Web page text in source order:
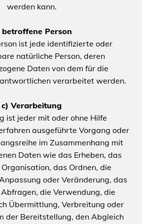
werden kann.
betroffene Person
ist jede identifizierte oder
natürliche Person, deren
Daten von dem für die
verarbeitet werden.
c) Verarbeitung
ist jeder mit oder ohne Hilfe
ausgeführte Vorgang oder
im Zusammenhang mit
Daten wie das Erheben, das
das Ordnen, die
oder Veränderung, das
die Verwendung, die
Übermittlung, Verbreitung oder
der Bereitstellung, den Abgleich